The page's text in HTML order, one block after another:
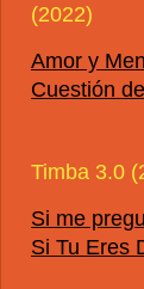
(2022)
Amor y
Cuestión
Timba 3.0
Si me
Si Tu Eres